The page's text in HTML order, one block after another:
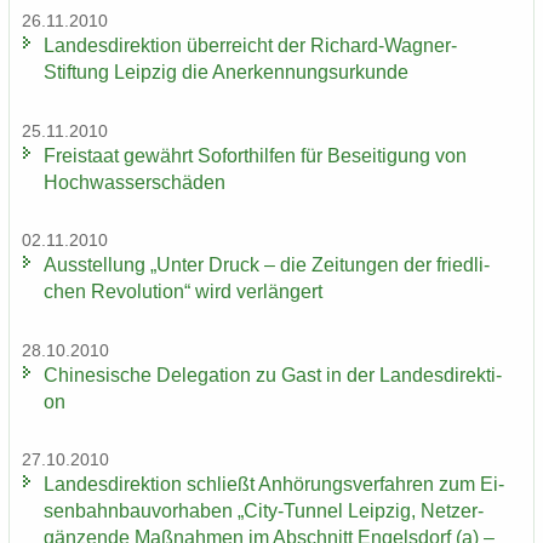
26.11.2010
Lan­des­di­rek­ti­on über­reicht der Richard-​Wagner-
Stiftung Leip­zig die An­er­ken­nungs­ur­kun­de
25.11.2010
Frei­staat ge­währt So­fort­hil­fen für Be­sei­ti­gung von
Hoch­was­ser­schä­den
02.11.2010
Aus­stel­lung „Unter Druck – die Zei­tun­gen der fried­li­
chen Re­vo­lu­ti­on“ wird ver­län­gert
28.10.2010
Chi­ne­si­sche De­le­ga­ti­on zu Gast in der Lan­des­di­rek­ti­
on
27.10.2010
Lan­des­di­rek­ti­on schließt An­hö­rungs­ver­fah­ren zum Ei­
sen­bahn­bau­vor­ha­ben „City-​Tunnel Leip­zig, Netz­er­
gän­zen­de Maß­nah­men im Ab­schnitt En­gels­dorf (a) –